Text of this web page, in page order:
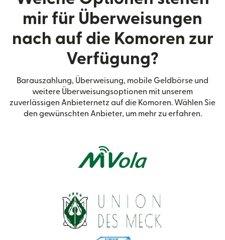
mir für Überweisungen
nach auf die Komoren zur
Verfügung?
Barauszahlung, Überweisung, mobile Geldbörse und
weitere Überweisungsoptionen mit unserem
zuverlässigen Anbieternetz auf die Komoren. Wählen Sie
den gewünschten Anbieter, um mehr zu erfahren.